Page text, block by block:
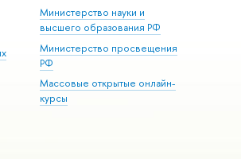
Министерство науки и
высшего образования РФ
Министерство просвещения
РФ
Массовые открытые онлайн-
курсы